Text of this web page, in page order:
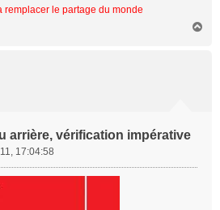
remplacer le partage du monde
arrière, vérification impérative
17:04:58